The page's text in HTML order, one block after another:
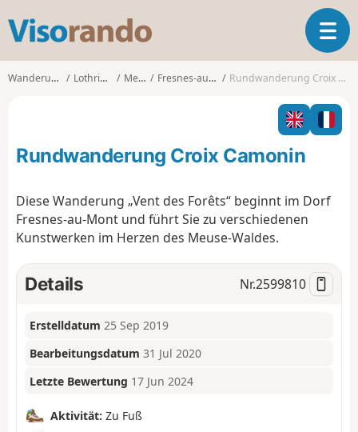
s
o
o
T
o
g
l
n
g
o
n
Wanderungen Lothringen Meuse Fresnes-au-Mont Rundwanderung Croix Camonin
Rundwanderung Croix Camonin
Diese Wanderung „Vent des Forêts“ beginnt im Dorf
Fresnes-au-Mont und führt Sie zu verschiedenen
Kunstwerken im Herzen des Meuse-Waldes.
Details Nr.2599810
Erstelldatum 25 Sep 2019
Bearbeitungsdatum 31 Jul 2020
Letzte Bewertung 17 Jun 2024
Aktivität: Zu Fuß